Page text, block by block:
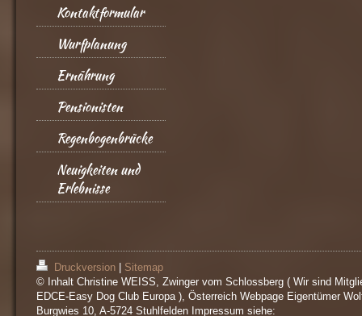
Kontaktformular
Wurfplanung
Ernährung
Pensionisten
Regenbogenbrücke
Neuigkeiten und
Erlebnisse
Druckversion
Sitemap
© Inhalt Christine WEISS, Zwinger vom Schlossberg ( Wir sind
EDCE-Easy Dog Club Europa ), Österreich Webpage Eigentümer
Burgwies 10, A-5724 Stuhlfelden Impressum siehe: